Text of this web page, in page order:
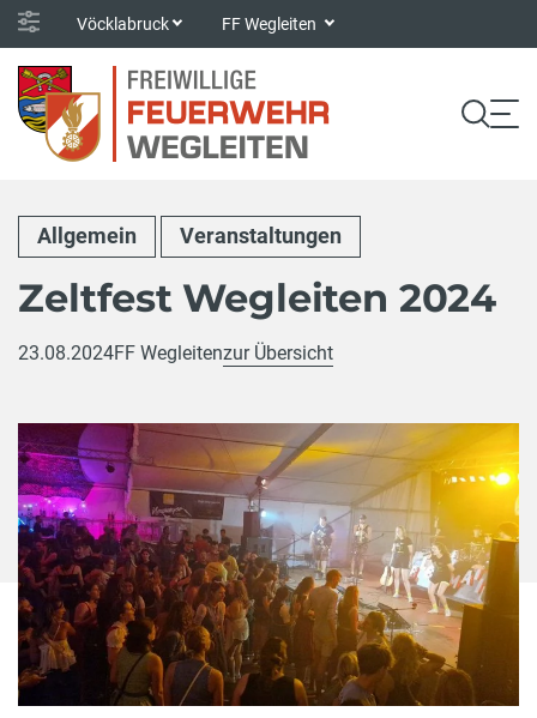
Vöcklabruck FF Wegleiten
Allgemein Veranstaltungen
Zeltfest Wegleiten 2024
23.08.2024FF Wegleitenzur Übersicht